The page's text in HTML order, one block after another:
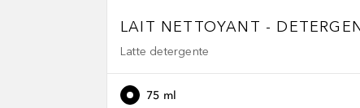
LAIT NETTOYANT -
Latte detergente
75 ml